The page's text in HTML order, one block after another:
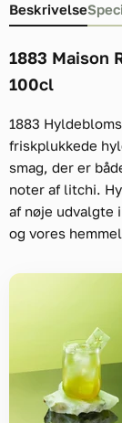
Beskrivelse
1883 Maison
100cl
1883
friskplukkede
smag, der er
noter af litchi.
af nøje udvalgte
og vores